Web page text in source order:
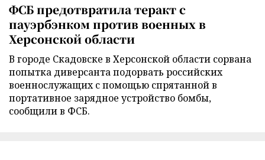
ФСБ предотвратила теракт с
пауэрбэнком против военных в
Херсонской области
В городе Скадовске в Херсонской области сорвана
попытка диверсанта подорвать российских
военнослужащих с помощью спрятанной в
портативное зарядное устройство бомбы,
сообщили в ФСБ.